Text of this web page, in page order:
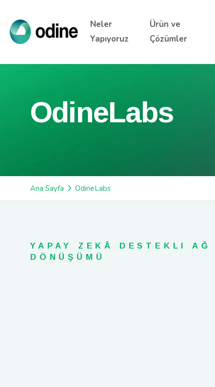
Neler
Yapıyoruz
Ürün ve
Çözümler
OdineLabs
Ana Sayfa OdineLabs
YAPAY ZEKÂ DESTEKLI AĞ
DÖNÜŞÜMÜ